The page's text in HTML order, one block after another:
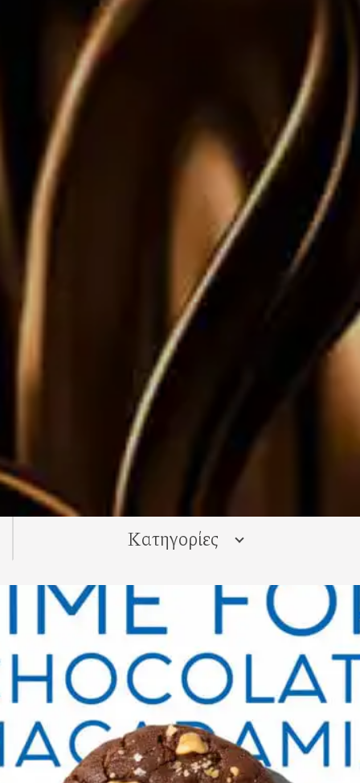
Kατηγορίες
Smoothies & Χυμοί Γλυκά Κυρίως Πιάτα
Ορεκτικά Πίτες / Ζύμες Σαλάτες Σούπες